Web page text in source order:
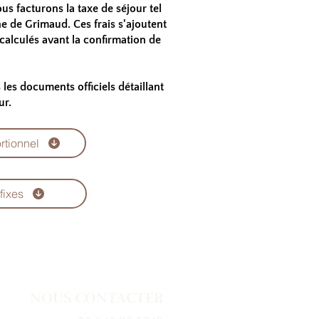
facturons la taxe de séjour tel
de Grimaud. Ces frais s'ajoutent
avant la confirmation de
documents officiels détaillant